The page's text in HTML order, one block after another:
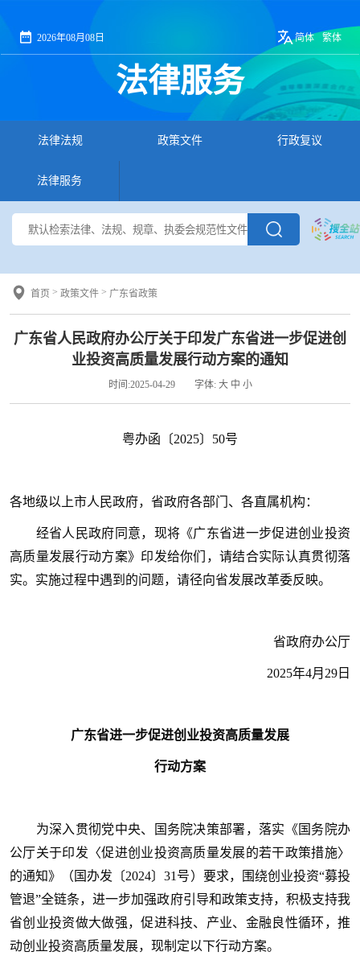
法律服务
2026年08月08日 简体 繁体
法律法规 政策文件 行政复议
法律服务
首页 > 政策文件 > 广东省政策
广东省人民政府办公厅关于印发广东省进一步促进创
业投资高质量发展行动方案的通知
时间:2025-04-29 字体: 大 中 小
粤办函〔2025〕50号
各地级以上市人民政府，省政府各部门、各直属机构：
经省人民政府同意，现将《广东省进一步促进创业投资
高质量发展行动方案》印发给你们，请结合实际认真贯彻落
实。实施过程中遇到的问题，请径向省发展改革委反映。
省政府办公厅
2025年4月29日
广东省进一步促进创业投资高质量发展
行动方案
为深入贯彻党中央、国务院决策部署，落实《国务院办
公厅关于印发〈促进创业投资高质量发展的若干政策措施〉
的通知》（国办发〔2024〕31号）要求，围绕创业投资“募投
管退”全链条，进一步加强政府引导和政策支持，积极支持我
省创业投资做大做强，促进科技、产业、金融良性循环，推
动创业投资高质量发展，现制定以下行动方案。